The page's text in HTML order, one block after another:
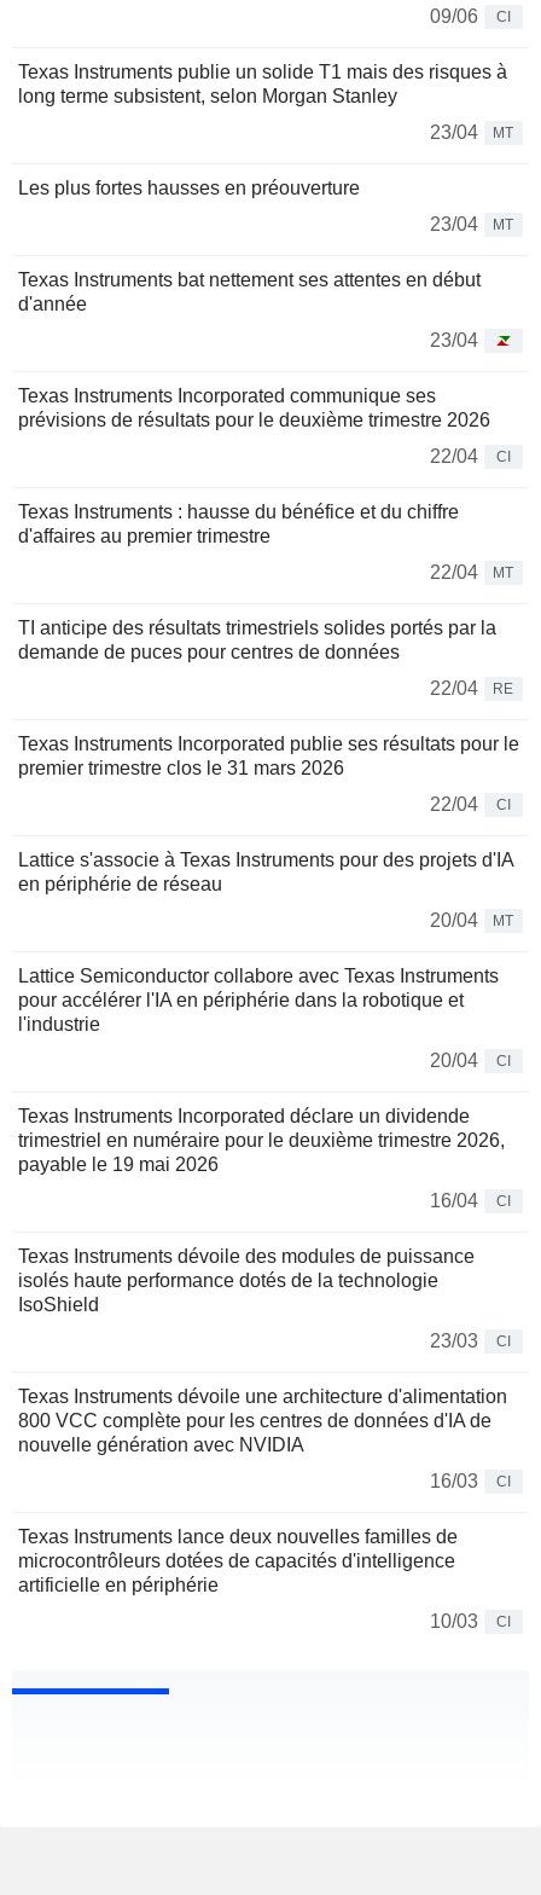
09/06 CI
Texas Instruments publie un solide T1 mais des risques à
long terme subsistent, selon Morgan Stanley
23/04
MT
Les plus fortes hausses en préouverture
23/04
MT
Texas Instruments bat nettement ses attentes en début
d'année
23/04
Texas Instruments Incorporated communique ses
prévisions de résultats pour le deuxième trimestre 2026
22/04
CI
Texas Instruments : hausse du bénéfice et du chiffre
d'affaires au premier trimestre
22/04
MT
TI anticipe des résultats trimestriels solides portés par la
demande de puces pour centres de données
22/04
RE
Texas Instruments Incorporated publie ses résultats pour le
premier trimestre clos le 31 mars 2026
22/04
CI
Lattice s'associe à Texas Instruments pour des projets d'IA
en périphérie de réseau
20/04
MT
Lattice Semiconductor collabore avec Texas Instruments
pour accélérer l'IA en périphérie dans la robotique et
l'industrie
20/04
CI
Texas Instruments Incorporated déclare un dividende
trimestriel en numéraire pour le deuxième trimestre 2026,
payable le 19 mai 2026
16/04
CI
Texas Instruments dévoile des modules de puissance
isolés haute performance dotés de la technologie
IsoShield
23/03
CI
Texas Instruments dévoile une architecture d'alimentation
800 VCC complète pour les centres de données d'IA de
nouvelle génération avec NVIDIA
16/03
CI
Texas Instruments lance deux nouvelles familles de
microcontrôleurs dotées de capacités d'intelligence
artificielle en périphérie
10/03
CI